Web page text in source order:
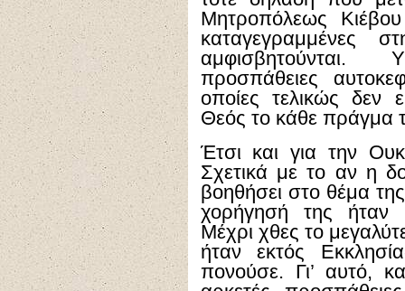
Μητροπόλεως
καταγεγραμμένες
προσπάθειες
οποίες τελικώς δεν
Θεός το κάθε πράγμα
Έτσι και για την
Σχετικά με το αν η
βοηθήσει στο θέμα της
χορήγησή της ήταν
Μέχρι χθες το
ήταν εκτός
πονούσε. Γι’ αυτό,